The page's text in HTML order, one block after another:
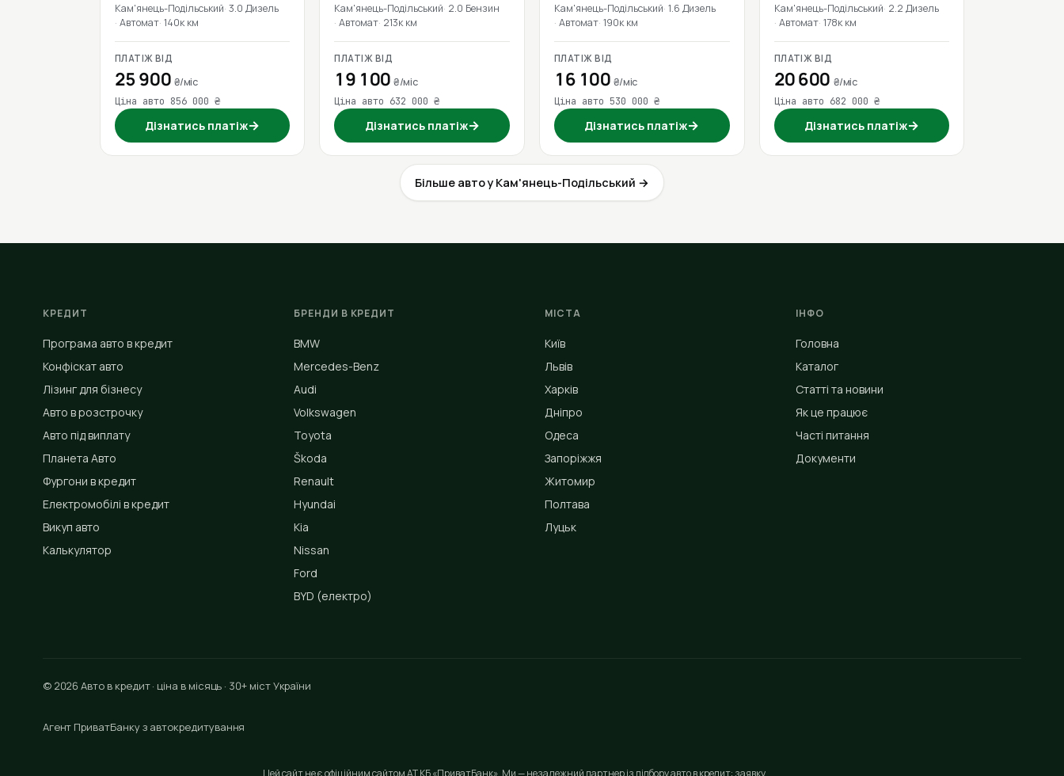
Кам'янець-Подільський 3.0 Дизель
Автомат 140к км
ПЛАТІЖ ВІД
25 900 ₴/міс
Ціна авто 856 000 ₴
Дізнатись платіж→
Кам'янець-Подільський 2.0 Бензин
Автомат 213к км
ПЛАТІЖ ВІД
19 100₴/міс
Ціна авто 632 000 ₴
Дізнатись платіж→
Кам'янець-Подільський 1.6 Дизель
Автомат 190к км
ПЛАТІЖ ВІД
16 100 ₴/міс
Ціна авто 530 000 ₴
Дізнатись платіж→
Кам'янець-Подільський 2.2 Дизель
Автомат 178к км
ПЛАТІЖ ВІД
20 600 ₴/міс
Ціна авто 682 000 ₴
Дізнатись платіж→
Більше авто у Кам'янець-Подільський →
КРЕДИТ
Програма авто в кредит
Конфіскат авто
Лізинг для бізнесу
Авто в розстрочку
Авто під виплату
Планета Авто
Фургони в кредит
Електромобілі в кредит
Викуп авто
Калькулятор
БРЕНДИ В КРЕДИТ
BMW
Mercedes-Benz
Audi
Volkswagen
Toyota
Škoda
Renault
Hyundai
Kia
Nissan
Ford
BYD (електро)
МІСТА
Київ
Львів
Харків
Дніпро
Одеса
Запоріжжя
Житомир
Полтава
Луцьк
ІНФО
Головна
Каталог
Статті та новини
Як це працює
Часті питання
Документи
© 2026 Авто в кредит · ціна в місяць · 30+ міст України
Агент ПриватБанку з автокредитування